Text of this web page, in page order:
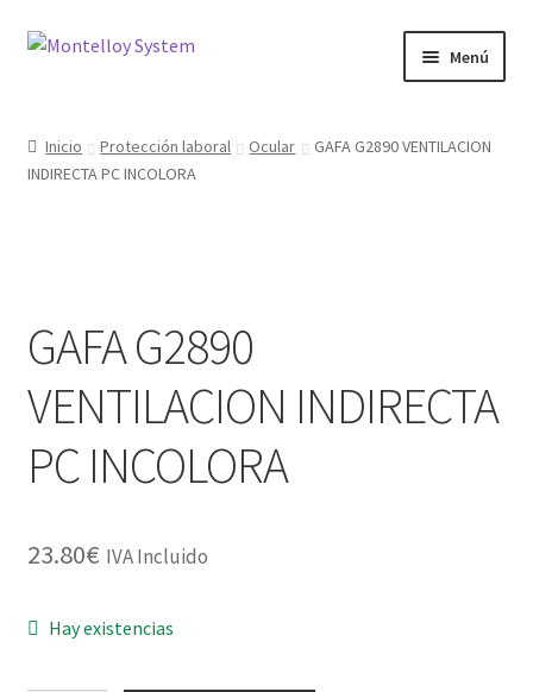
Ir
Ir
Menú
Ferretería
Protección Laboral
Contacto
Inicio Protección laboral Ocular
GAFA G2890 VENTILACION
INDIRECTA PC INCOLORA
GAFA G2890
VENTILACION INDIRECTA
PC INCOLORA
23.80€ IVA Incluido
Hay existencias